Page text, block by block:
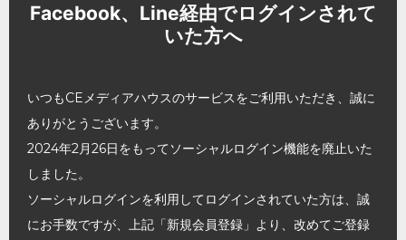
Facebook、Line経由でログインされて
いた方へ
いつもCEメディアハウスのサービスをご利用いただき、誠に
ありがとうございます。
2024年2月26日をもってソーシャルログイン機能を廃止いた
しました。
ソーシャルログインを利用してログインされていた方は、誠
にお手数ですが、上記「新規会員登録」より、改めてご登録